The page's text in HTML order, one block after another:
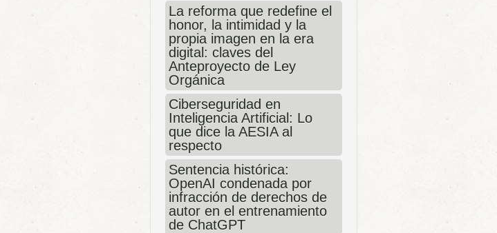
La reforma que redefine el
honor, la intimidad y la
propia imagen en la era
digital: claves del
Anteproyecto de Ley
Orgánica
Ciberseguridad en
Inteligencia Artificial: Lo
que dice la AESIA al
respecto
Sentencia histórica:
OpenAI condenada por
infracción de derechos de
autor en el entrenamiento
de ChatGPT